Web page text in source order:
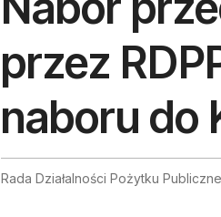
przez
naboru do
Rada Działalności Pożytku